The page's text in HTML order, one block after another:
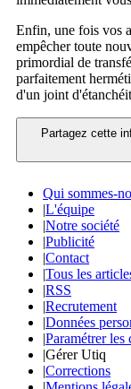
Enfin, une fois vos
empêcher toute
primordial de
parfaitement
d'un joint
Partagez cette
Qui sommes-
|L'équipe
|Notre société
|Publicité
|Contact
|Tous les
|RSS
|Recrutement
|Données
|Paramétrer les
|Gérer Utiq
|Corrections